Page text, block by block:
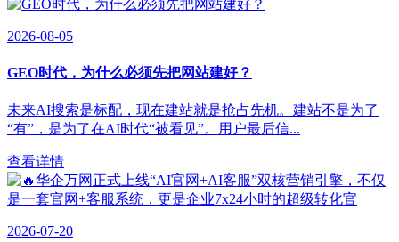
2026-08-05
GEO时代，为什么必须先把网站建好？
未来AI搜索是标配，现在建站就是抢占先机。建站不是为了
“有”，是为了在AI时代“被看见”。用户最后信...
查看详情
2026-07-20